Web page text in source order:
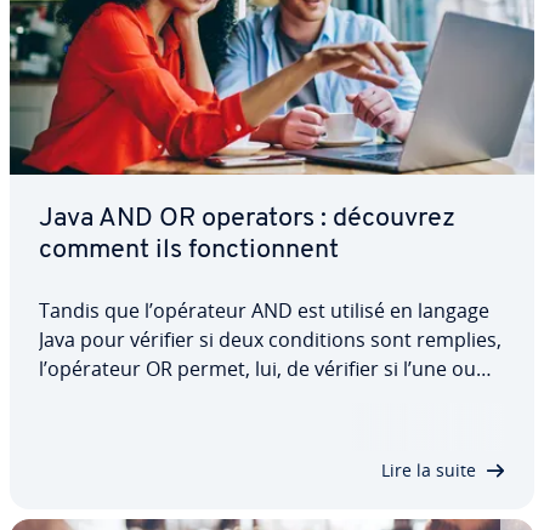
Java AND OR operators : découvrez
comment ils fonc­tion­nent
Tandis que l’opérateur AND est utilisé en langage
Java pour vérifier si deux con­di­tions sont remplies,
l’opérateur OR permet, lui, de vérifier si l’une ou
Lire la suite